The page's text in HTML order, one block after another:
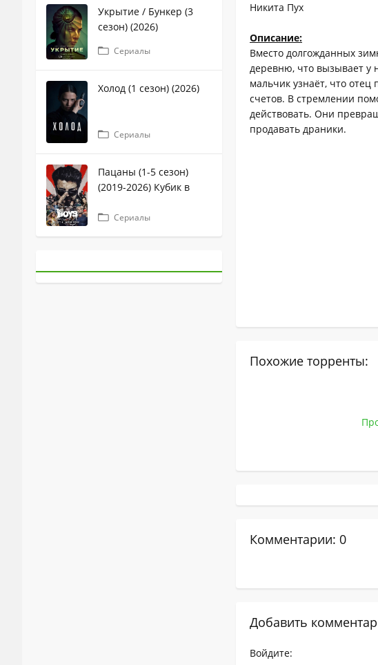
Укрытие / Бункер (3
сезон) (2026)
Сериалы
Холод (1 сезон) (2026)
Сериалы
Пацаны (1-5 сезон)
(2019-2026) Кубик в
Сериалы
Никита Пух
Описание:
Вместо долгожданных
деревню, что вызывает у
мальчик узнаёт, что отец
счетов. В стремлении
действовать. Они
продавать драники.
Похожие торренты:
Комментарии: 0
Добавить
Войдите: